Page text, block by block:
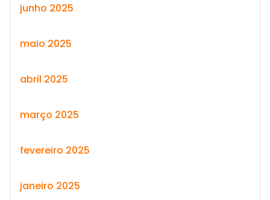
junho 2025
maio 2025
abril 2025
março 2025
fevereiro 2025
janeiro 2025